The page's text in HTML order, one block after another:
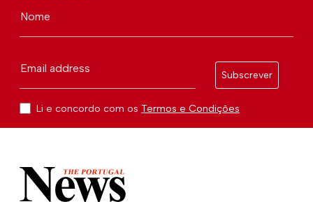
Nome
Email address
Subscrever
Li e concordo com os Termos e Condições